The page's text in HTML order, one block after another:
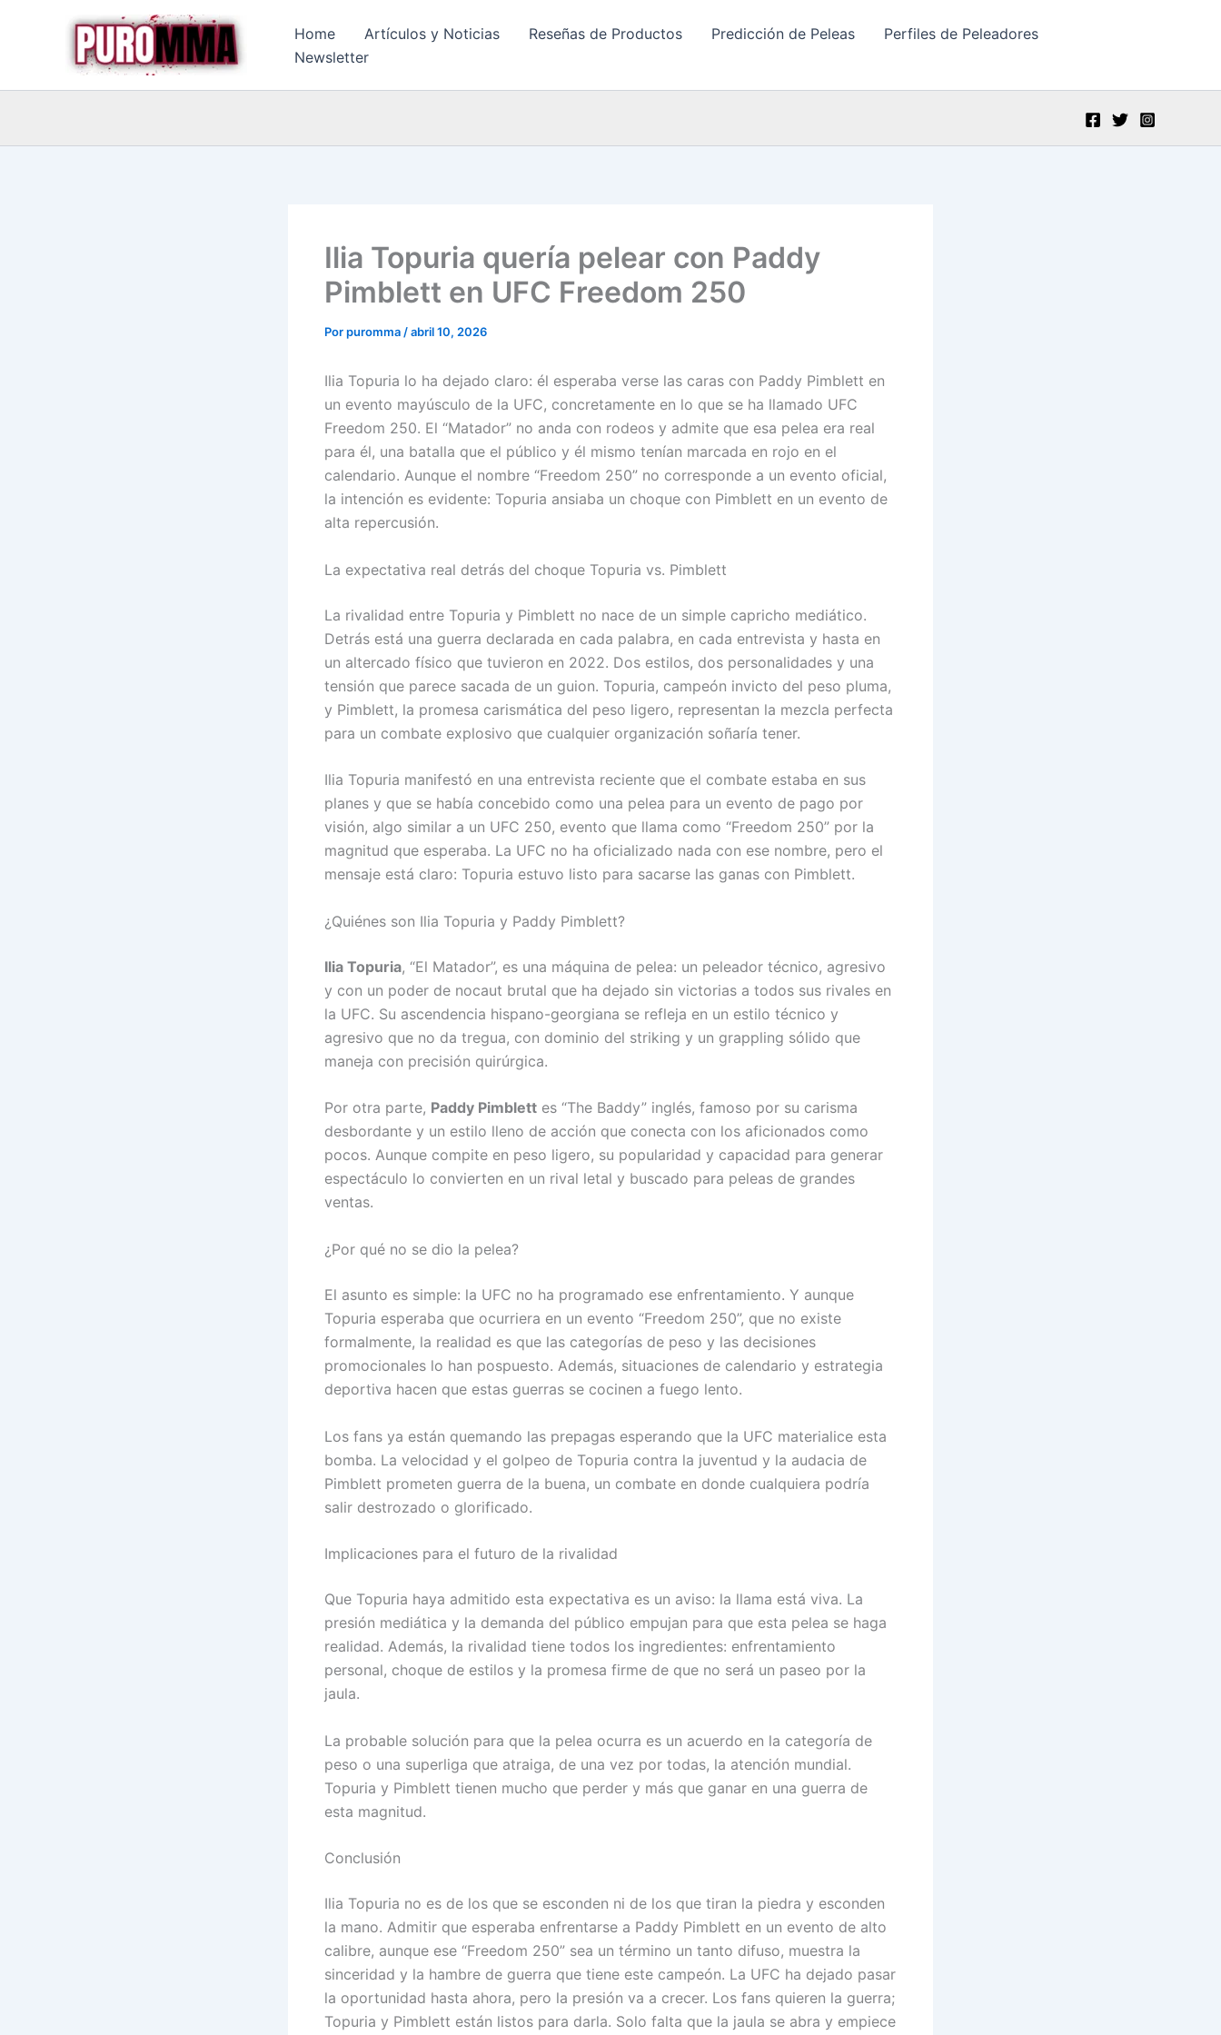
Home Artículos y Noticias Reseñas de Productos Predicción de Peleas
Perfiles de Peleadores
Newsletter
Ilia Topuria quería pelear con Paddy
Pimblett en UFC Freedom 250
Porpuromma /abril 10, 2026
Ilia Topuria lo ha dejado claro: él esperaba verse las caras con Paddy Pimblett en
un evento mayúsculo de la UFC, concretamente en lo que se ha llamado UFC
Freedom 250. El “Matador” no anda con rodeos y admite que esa pelea era real
para él, una batalla que el público y él mismo tenían marcada en rojo en el
calendario. Aunque el nombre “Freedom 250” no corresponde a un evento oficial,
la intención es evidente: Topuria ansiaba un choque con Pimblett en un evento de
alta repercusión.
La expectativa real detrás del choque Topuria vs. Pimblett
La rivalidad entre Topuria y Pimblett no nace de un simple capricho mediático.
Detrás está una guerra declarada en cada palabra, en cada entrevista y hasta en
un altercado físico que tuvieron en 2022. Dos estilos, dos personalidades y una
tensión que parece sacada de un guion. Topuria, campeón invicto del peso pluma,
y Pimblett, la promesa carismática del peso ligero, representan la mezcla perfecta
para un combate explosivo que cualquier organización soñaría tener.
Ilia Topuria manifestó en una entrevista reciente que el combate estaba en sus
planes y que se había concebido como una pelea para un evento de pago por
visión, algo similar a un UFC 250, evento que llama como “Freedom 250” por la
magnitud que esperaba. La UFC no ha oficializado nada con ese nombre, pero el
mensaje está claro: Topuria estuvo listo para sacarse las ganas con Pimblett.
¿Quiénes son Ilia Topuria y Paddy Pimblett?
Ilia Topuria, “El Matador”, es una máquina de pelea: un peleador técnico, agresivo
y con un poder de nocaut brutal que ha dejado sin victorias a todos sus rivales en
la UFC. Su ascendencia hispano-georgiana se refleja en un estilo técnico y
agresivo que no da tregua, con dominio del striking y un grappling sólido que
maneja con precisión quirúrgica.
Por otra parte, Paddy Pimblett es “The Baddy” inglés, famoso por su carisma
desbordante y un estilo lleno de acción que conecta con los aficionados como
pocos. Aunque compite en peso ligero, su popularidad y capacidad para generar
espectáculo lo convierten en un rival letal y buscado para peleas de grandes
ventas.
¿Por qué no se dio la pelea?
El asunto es simple: la UFC no ha programado ese enfrentamiento. Y aunque
Topuria esperaba que ocurriera en un evento “Freedom 250”, que no existe
formalmente, la realidad es que las categorías de peso y las decisiones
promocionales lo han pospuesto. Además, situaciones de calendario y estrategia
deportiva hacen que estas guerras se cocinen a fuego lento.
Los fans ya están quemando las prepagas esperando que la UFC materialice esta
bomba. La velocidad y el golpeo de Topuria contra la juventud y la audacia de
Pimblett prometen guerra de la buena, un combate en donde cualquiera podría
salir destrozado o glorificado.
Implicaciones para el futuro de la rivalidad
Que Topuria haya admitido esta expectativa es un aviso: la llama está viva. La
presión mediática y la demanda del público empujan para que esta pelea se haga
realidad. Además, la rivalidad tiene todos los ingredientes: enfrentamiento
personal, choque de estilos y la promesa firme de que no será un paseo por la
jaula.
La probable solución para que la pelea ocurra es un acuerdo en la categoría de
peso o una superliga que atraiga, de una vez por todas, la atención mundial.
Topuria y Pimblett tienen mucho que perder y más que ganar en una guerra de
esta magnitud.
Conclusión
Ilia Topuria no es de los que se esconden ni de los que tiran la piedra y esconden
la mano. Admitir que esperaba enfrentarse a Paddy Pimblett en un evento de alto
calibre, aunque ese “Freedom 250” sea un término un tanto difuso, muestra la
sinceridad y la hambre de guerra que tiene este campeón. La UFC ha dejado pasar
la oportunidad hasta ahora, pero la presión va a crecer. Los fans quieren la guerra;
Topuria y Pimblett están listos para darla. Solo falta que la jaula se abra y empiece